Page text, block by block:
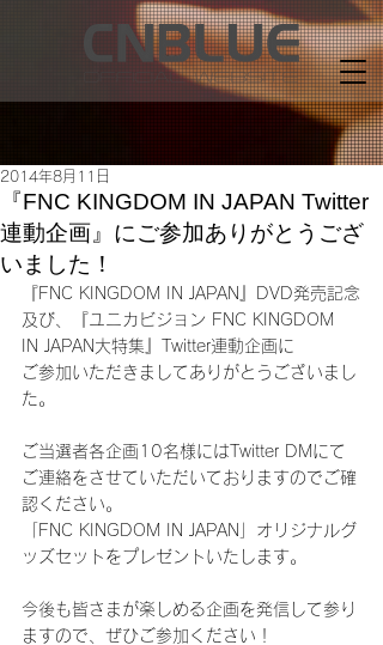
『FNC KINGDOM IN JAPAN Twitter
連動企画』にご参加ありがとうござ
いました！
2014年8月11日
『FNC KINGDOM IN JAPAN』DVD発売記念
及び、『ユニカビジョン FNC KINGDOM
IN JAPAN大特集』Twitter連動企画に
ご参加いただきましてありがとうございまし
た。
ご当選者各企画10名様にはTwitter DMにて
ご連絡をさせていただいておりますのでご確
認ください。
「FNC KINGDOM IN JAPAN」オリジナルグ
ッズセットをプレゼントいたします。
今後も皆さまが楽しめる企画を発信して参り
ますので、ぜひご参加ください！